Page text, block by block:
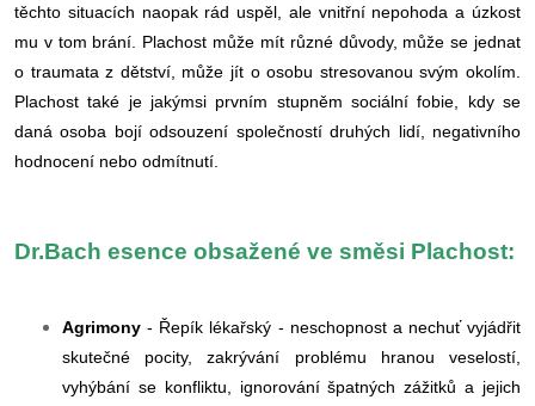
těchto situacích naopak rád uspěl, ale vnitřní nepohoda a úzkost
mu v tom brání. Plachost může mít různé důvody, může se jednat
o traumata z dětství, může jít o osobu stresovanou svým okolím.
Plachost také je jakýmsi prvním stupněm sociální fobie, kdy se
daná osoba bojí odsouzení společností druhých lidí, negativního
hodnocení nebo odmítnutí.
Dr.Bach esence obsažené ve směsi Plachost:
Agrimony - Řepík lékařský - neschopnost a nechuť vyjádřit
skutečné pocity, zakrývání problému hranou veselostí,
vyhýbání se konfliktu, ignorování špatných zážitků a jejich